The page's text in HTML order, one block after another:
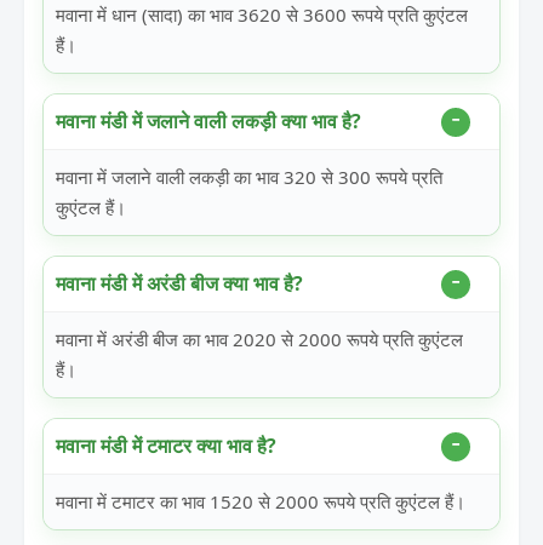
मवाना में धान (सादा) का भाव 3620 से 3600 रूपये प्रति कुएंटल
हैं।
मवाना मंडी में जलाने वाली लकड़ी क्या भाव है?
मवाना में जलाने वाली लकड़ी का भाव 320 से 300 रूपये प्रति
कुएंटल हैं।
मवाना मंडी में अरंडी बीज क्या भाव है?
मवाना में अरंडी बीज का भाव 2020 से 2000 रूपये प्रति कुएंटल
हैं।
मवाना मंडी में टमाटर क्या भाव है?
मवाना में टमाटर का भाव 1520 से 2000 रूपये प्रति कुएंटल हैं।